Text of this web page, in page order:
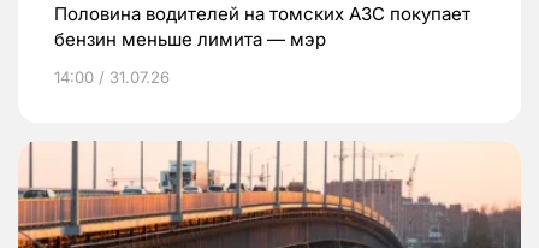
Половина водителей на томских АЗС покупает
бензин меньше лимита — мэр
14:00 / 31.07.26